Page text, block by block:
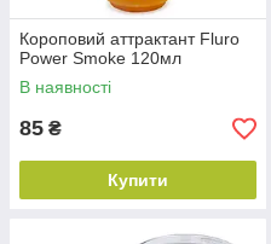
Короповий аттрактант Fluro
Power Smoke 120мл
В наявності
85 ₴
Купити